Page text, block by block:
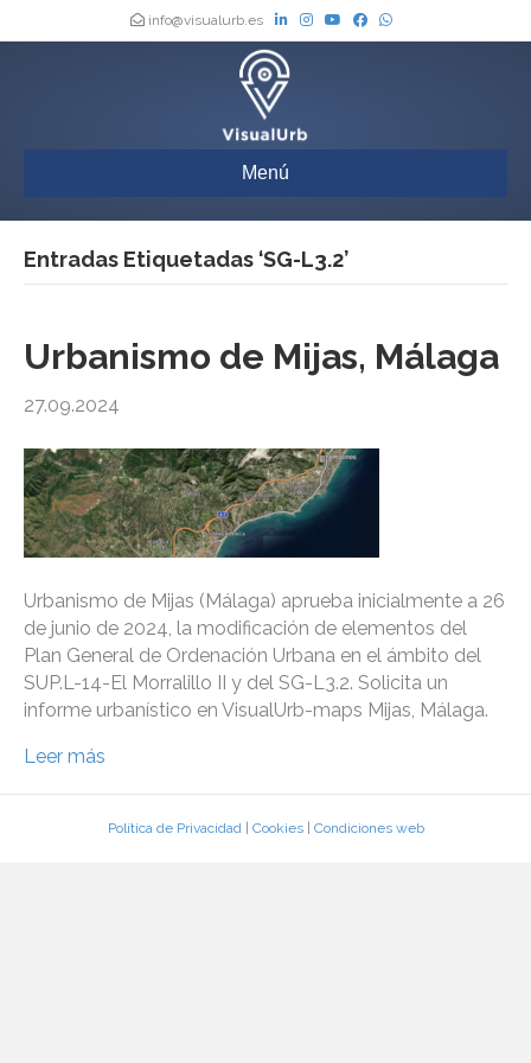
info@visualurb.es
Menú
Entradas Etiquetadas ‘SG-L3.2’
Urbanismo de Mijas, Málaga
27.09.2024
Urbanismo de Mijas (Málaga) aprueba inicialmente a 26
de junio de 2024, la modificación de elementos del
Plan General de Ordenación Urbana en el ámbito del
SUP.L-14-El Morralillo II y del SG-L3.2. Solicita un
informe urbanístico en VisualUrb-maps Mijas, Málaga.
Leer más
Política de Privacidad| Cookies| Condiciones web